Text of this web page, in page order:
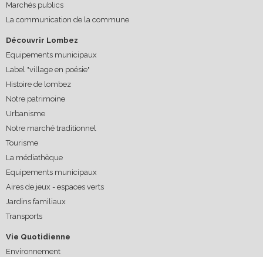
Marchés publics
La communication de la commune
Découvrir Lombez
Equipements municipaux
Label "village en poésie"
Histoire de lombez
Notre patrimoine
Urbanisme
Notre marché traditionnel
Tourisme
La médiathèque
Equipements municipaux
Aires de jeux - espaces verts
Jardins familiaux
Transports
Vie Quotidienne
Environnement